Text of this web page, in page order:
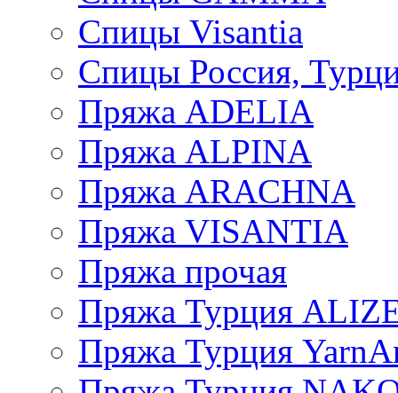
Спицы Visantia
Спицы Россия,
Пряжа ADELIA
Пряжа ALPINA
Пряжа ARACHNA
Пряжа VISANTIA
Пряжа прочая
Пряжа Турция
Пряжа Турция